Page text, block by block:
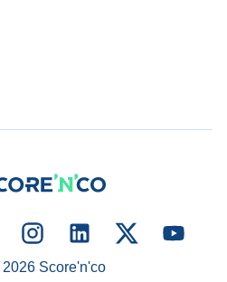
2026Score'n'co